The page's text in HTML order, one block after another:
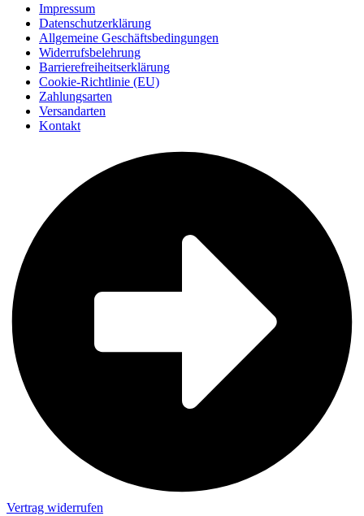
Impressum
Datenschutzerklärung
Allgemeine Geschäftsbedingungen
Widerrufsbelehrung
Barrierefreiheitserklärung
Cookie-Richtlinie (EU)
Zahlungsarten
Versandarten
Kontakt
Vertrag widerrufen